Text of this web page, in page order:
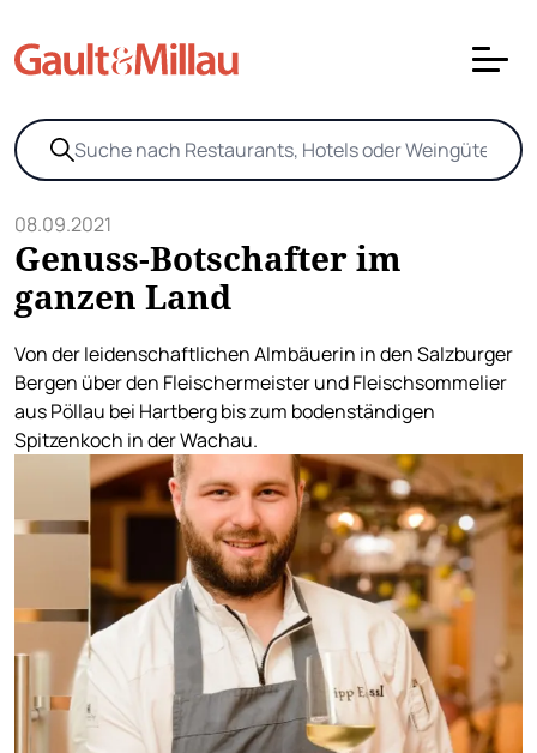
08.09.2021
Genuss-Botschafter im
ganzen Land
Von der leidenschaftlichen Almbäuerin in den Salzburger
Bergen über den Fleischermeister und Fleischsommelier
aus Pöllau bei Hartberg bis zum bodenständigen
Spitzenkoch in der Wachau.